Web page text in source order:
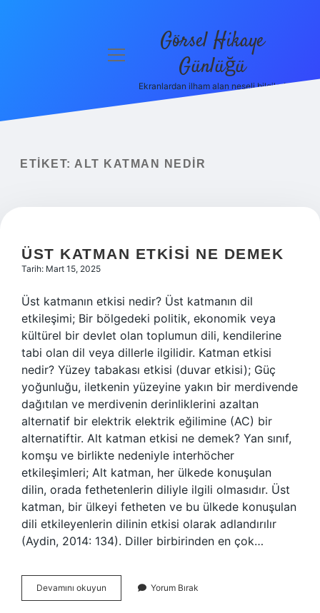
menüyü
Görsel Hikaye
Günlüğü
Ekranlardan ilham alan neşeli bilgiler!
ETIKET: ALT KATMAN NEDIR
ÜST KATMAN ETKISI NE DEMEK
Tarih: Mart 15, 2025
Üst katmanın etkisi nedir? Üst katmanın dil
etkileşimi; Bir bölgedeki politik, ekonomik veya
kültürel bir devlet olan toplumun dili, kendilerine
tabi olan dil veya dillerle ilgilidir. Katman etkisi
nedir? Yüzey tabakası etkisi (duvar etkisi); Güç
yoğunluğu, iletkenin yüzeyine yakın bir merdivende
dağıtılan ve merdivenin derinliklerini azaltan
alternatif bir elektrik elektrik eğilimine (AC) bir
alternatiftir. Alt katman etkisi ne demek? Yan sınıf,
komşu ve birlikte nedeniyle interhöcher
etkileşimleri; Alt katman, her ülkede konuşulan
dilin, orada fethetenlerin diliyle ilgili olmasıdır. Üst
katman, bir ülkeyi fetheten ve bu ülkede konuşulan
dili etkileyenlerin dilinin etkisi olarak adlandırılır
(Aydin, 2014: 134). Diller birbirinden en çok…
Devamını okuyun
Katman
Yorum Bırak